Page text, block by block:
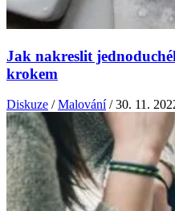
Jak nakreslit
krokem
Diskuze /Malování/30. 11.